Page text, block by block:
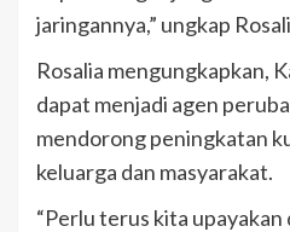
jaringannya,” ungkap
Rosalia mengungkapkan,
dapat menjadi agen
mendorong peningkatan
keluarga dan masyarakat.
“Perlu terus kita